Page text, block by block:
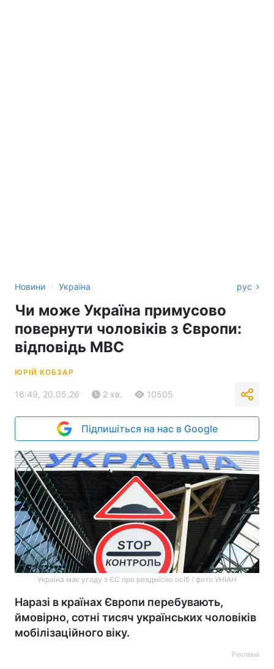
Новини › Україна рус
Чи може Україна примусово
повернути чоловіків з Європи:
відповідь МВС
ЮРІЙ КОБЗАР
16:49, 20.05.26 2 хв. 10505
Підпишіться на нас в Google
Україна має угоду з ЄС про реадмісію осіб / фото УНІАН
Наразі в країнах Європи перебувають,
ймовірно, сотні тисяч українських чоловіків
мобілізаційного віку.
Реклама